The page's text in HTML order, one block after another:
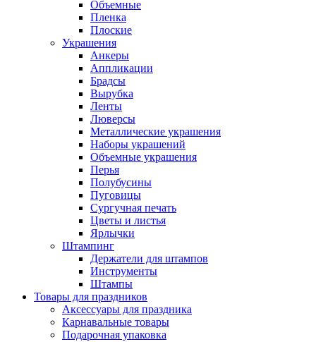
Объемные
Пленка
Плоские
Украшения
Анкеры
Аппликации
Брадсы
Вырубка
Ленты
Люверсы
Металлические украшения
Наборы украшений
Объемные украшения
Перья
Полубусины
Пуговицы
Сургучная печать
Цветы и листья
Ярлычки
Штампинг
Держатели для штампов
Инструменты
Штампы
Товары для праздников
Аксессуары для праздника
Карнавальные товары
Подарочная упаковка